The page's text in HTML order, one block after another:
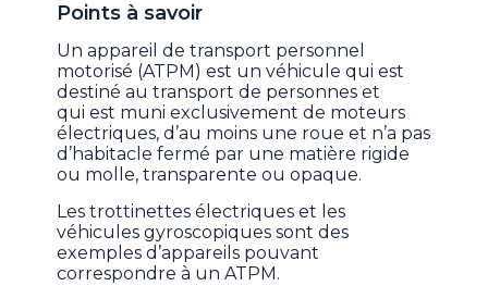
Points à savoir
Un appareil de transport personnel
motorisé (ATPM) est un véhicule qui est
destiné au transport de personnes et
qui est muni exclusivement de moteurs
électriques, d’au moins une roue et n’a pas
d’habitacle fermé par une matière rigide
ou molle, transparente ou opaque.
Les trottinettes électriques et les
véhicules gyroscopiques sont des
exemples d’appareils pouvant
correspondre à un ATPM.